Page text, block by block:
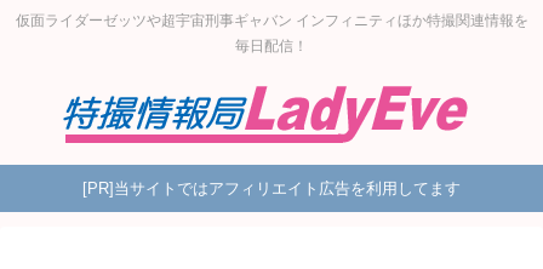
仮面ライダーゼッツや超宇宙刑事ギャバン インフィニティほか特撮関連情報を
毎日配信！
[PR]当サイトではアフィリエイト広告を利用してます